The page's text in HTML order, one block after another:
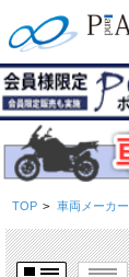
TOP > 車両メーカー